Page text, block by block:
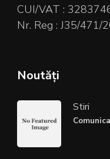
CUI/VAT :
Nr. Reg : J35/471/
Noutăți
Stiri